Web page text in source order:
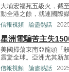
大埔宏福苑五級火，截
動全港之餘，就連國際
信報視頻 論盡熱話
星洲電騙苦主失
美國掃蕩東南亞龍頭「
震驚全球。亞洲尤其新
信報視頻 論盡熱話